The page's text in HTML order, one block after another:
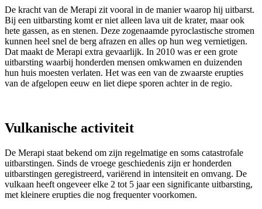
De kracht van de Merapi zit vooral in de manier waarop hij uitbarst.
Bij een uitbarsting komt er niet alleen lava uit de krater, maar ook
hete gassen, as en stenen. Deze zogenaamde pyroclastische stromen
kunnen heel snel de berg afrazen en alles op hun weg vernietigen.
Dat maakt de Merapi extra gevaarlijk. In 2010 was er een grote
uitbarsting waarbij honderden mensen omkwamen en duizenden
hun huis moesten verlaten. Het was een van de zwaarste erupties
van de afgelopen eeuw en liet diepe sporen achter in de regio.
Vulkanische activiteit
De Merapi staat bekend om zijn regelmatige en soms catastrofale
uitbarstingen. Sinds de vroege geschiedenis zijn er honderden
uitbarstingen geregistreerd, variërend in intensiteit en omvang. De
vulkaan heeft ongeveer elke 2 tot 5 jaar een significante uitbarsting,
met kleinere erupties die nog frequenter voorkomen.